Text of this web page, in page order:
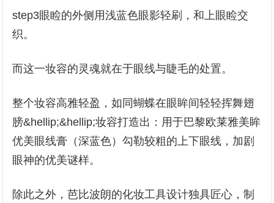
step3眼睑的外侧用浅蓝色眼影轻刷，和上眼睑交
织。
而这一妆容的灵魂就在于眼线与睫毛的处置。
整个妆容高雅轻盈，如同蝴蝶在眼眸间轻轻挥舞翅
膀&hellip;&hellip;妆容打造出：用于巴黎欧莱雅美眸
优美眼线膏（深蓝色）勾勒较粗的上下眼线，加剧
眼神的优美谜样。
除此之外，芭比波朗的化妆工具设计独具匠心，制